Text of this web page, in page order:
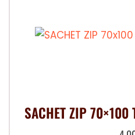
SACHET ZIP 70×100